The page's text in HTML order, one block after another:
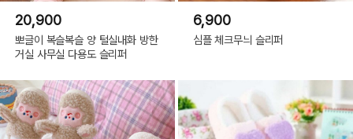
20,900
뽀글이 복슬복슬 양 털실내화 방한
거실 사무실 다용도 슬리퍼
6,900
심플 체크무늬 슬리퍼